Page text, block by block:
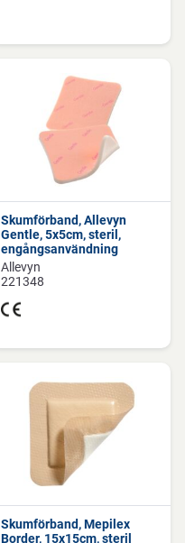
Skumförband, Allevyn
Gentle, 5x5cm, steril,
engångsanvändning
Allevyn
221348
Skumförband, Mepilex
Border, 15x15cm, steril